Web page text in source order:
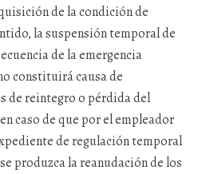
de la condición de
la suspensión temporal de
de la emergencia
constituirá causa de
de reintegro o pérdida del
caso de que por el empleador
de regulación temporal
produzca la reanudación de los